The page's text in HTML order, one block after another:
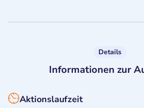
Details
Informationen zur
Aktionslaufzeit